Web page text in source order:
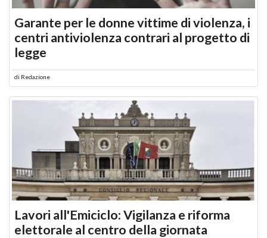
Garante per le donne vittime di violenza, i
centri antiviolenza contrari al progetto di
legge
di Redazione
Lavori all'Emiciclo: Vigilanza e riforma
elettorale al centro della giornata